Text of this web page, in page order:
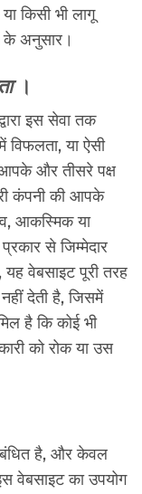
किसी भी लागू
के अनुसार।
।
इस सेवा तक
या ऐसी
आपके और तीसरे पक्ष
कंपनी की आपके
आकस्मिक या
से जिम्मेदार
वेबसाइट पूरी तरह
देती है, जिसमें
है कि कोई भी
को रोक या उस
है, और केवल
वेबसाइट का उपयोग